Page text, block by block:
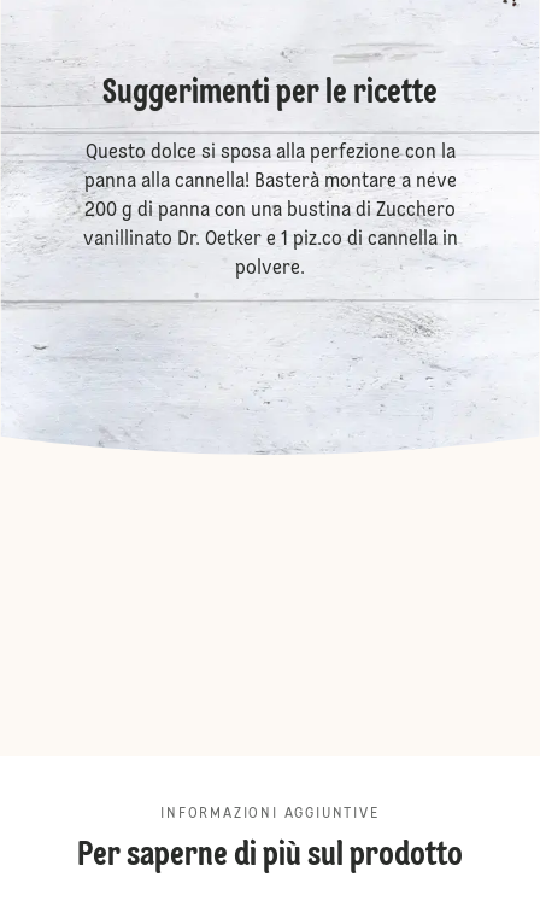
Suggerimenti per le ricette
Questo dolce si sposa alla perfezione con la
panna alla cannella! Basterà montare a neve
200 g di panna con una bustina di Zucchero
vanillinato Dr. Oetker e 1 piz.co di cannella in
polvere.
INFORMAZIONI AGGIUNTIVE
Per saperne di più sul prodotto